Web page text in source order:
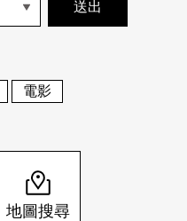
English
登入/註冊
電影
地圖搜尋